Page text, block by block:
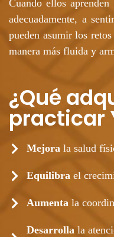
Cuando ellos
adecuadamente, a
pueden asumir los
manera más fluida y
¿Qué
practicar
Mejora la salud
Equilibra el
Aumenta la
Desarrolla la